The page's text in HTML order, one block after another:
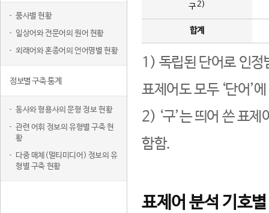
품사별 현황
일상어와 전문어의 원어 현황
외래어와 혼종어의 언어명별 현황
정보별 구축 통계
동사와 형용사의 문형 정보 현황
관련 어휘 정보의 유형별 구축 현
황
다중 매체(멀티미디어) 정보의 유
형별 구축 현황
구2)
합계
1) 독립된 단어로 인정
표제어도 모두 ‘단어’
2) ‘구’는 띄어 쓴 표
함함.
표제어 분석 기호